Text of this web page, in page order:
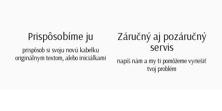
Prispôsobíme ju
prispôsob si svoju novú kabelku
originálnym textom, alebo iniciálkami
Záručný aj pozáručný
servis
napíš nám a my ti pomôžeme vyriešiť
tvoj problém